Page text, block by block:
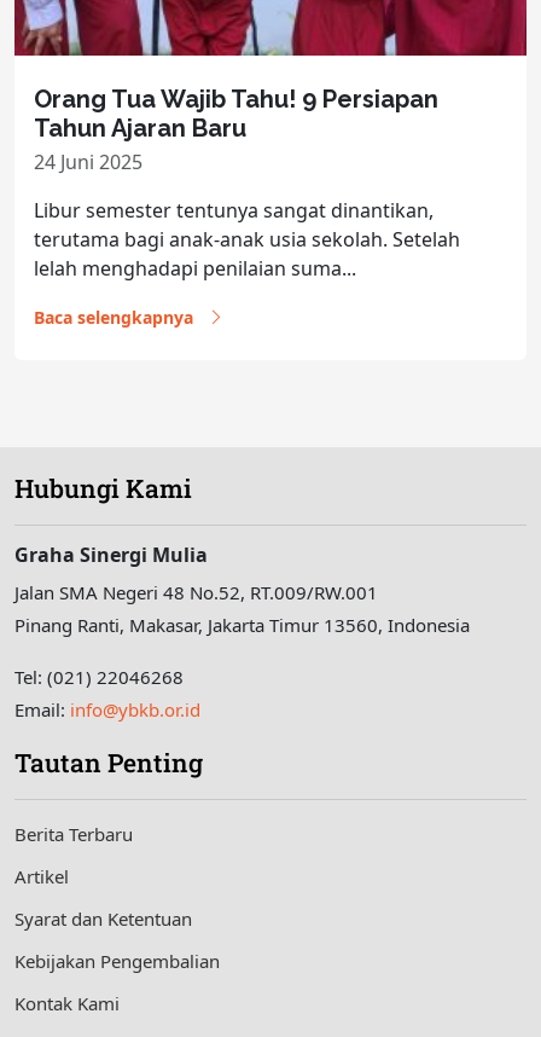
Orang Tua Wajib Tahu! 9 Persiapan
Tahun Ajaran Baru
24 Juni 2025
Libur semester tentunya sangat dinantikan,
terutama bagi anak-anak usia sekolah. Setelah
lelah menghadapi penilaian suma...
Baca selengkapnya
Hubungi Kami
Graha Sinergi Mulia
Jalan SMA Negeri 48 No.52, RT.009/RW.001
Pinang Ranti, Makasar, Jakarta Timur 13560, Indonesia
Tel: (021) 22046268
Email: info@ybkb.or.id
Tautan Penting
Berita Terbaru
Artikel
Syarat dan Ketentuan
Kebijakan Pengembalian
Kontak Kami